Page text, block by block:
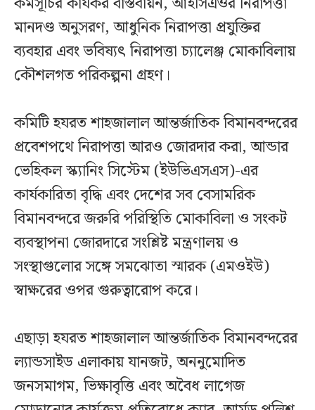
মানদণ্ড অনুসরণ, আধুনিক নিরাপত্তা প্রযুক্তির
ব্যবহার এবং ভবিষ্যৎ নিরাপত্তা চ্যালেঞ্জ মোকাবিলায়
কৌশলগত পরিকল্পনা গ্রহণ।
কমিটি হযরত শাহজালাল আন্তর্জাতিক বিমানবন্দরের
প্রবেশপথে নিরাপত্তা আরও জোরদার করা, আন্ডার
ভেহিকল স্ক্যানিং সিস্টেম (ইউভিএসএস)-এর
কার্যকারিতা বৃদ্ধি এবং দেশের সব বেসামরিক
বিমানবন্দরে জরুরি পরিস্থিতি মোকাবিলা ও সংকট
ব্যবস্থাপনা জোরদারে সংশ্লিষ্ট মন্ত্রণালয় ও
সংস্থাগুলোর সঙ্গে সমঝোতা স্মারক (এমওইউ)
স্বাক্ষরের ওপর গুরুত্বারোপ করে।
এছাড়া হযরত শাহজালাল আন্তর্জাতিক বিমানবন্দরের
ল্যান্ডসাইড এলাকায় যানজট, অননুমোদিত
জনসমাগম, ভিক্ষাবৃত্তি এবং অবৈধ লাগেজ